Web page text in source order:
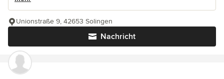
Nachricht
Unionstraße 9, 42653 Solingen